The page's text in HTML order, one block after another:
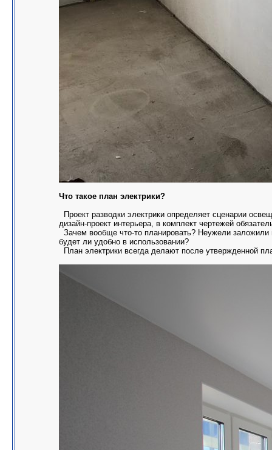
Что такое план электрики?
Проект разводки электрики определяет сценарии
дизайн-проект интерьера, в комплект чертежей
Зачем вообще что-то планировать? Неужели заложили
будет ли удобно в использовании?
План электрики всегда делают после утвержденной